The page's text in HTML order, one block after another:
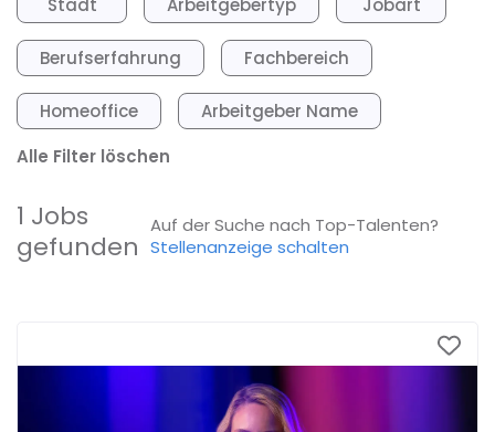
Stadt Arbeitgebertyp Jobart
Berufserfahrung Fachbereich
Homeoffice
Arbeitgeber Name
Alle Filter löschen
1 Jobs
gefunden
Auf der Suche nach Top-Talenten?
Stellenanzeige schalten